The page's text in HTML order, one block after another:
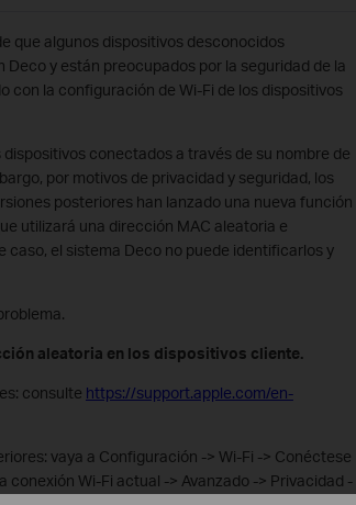
que algunos dispositivos desconocidos
y están preocupados por la seguridad de la
con la configuración de Wi-Fi de los dispositivos
conectados a través de su nombre de
por motivos de privacidad y seguridad, los
posteriores han lanzado una nueva función
utilizará una dirección MAC aleatoria e
caso, el sistema Deco no puede identificarlos y
aleatoria en los dispositivos cliente.
consulte https://support.apple.com/en-
vaya a Configuración -> Wi-Fi -> Conéctese
conexión Wi-Fi actual -> Avanzado -> Privacidad -